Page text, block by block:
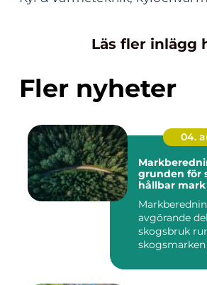
Läs fler inlägg
Fler nyheter
04.
grunden för
hållbar mark
avgörande
skogsbruk